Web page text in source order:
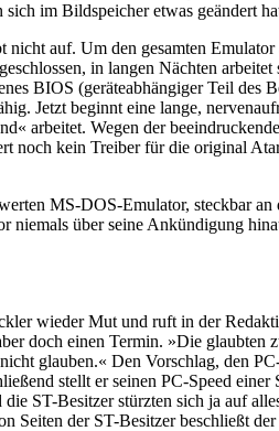
im Bildspeicher etwas geändert
auf. Um den gesamten
in langen Nächten
BIOS (geräteabhängiger Teil des
Jetzt beginnt eine lange,
arbeitet. Wegen der
noch kein Treiber für die original
MS-DOS-Emulator, steckbar
niemals über seine Ankündigung
wieder Mut und ruft in der
doch einen Termin. »Die glaubten
glauben.« Den Vorschlag, den
stellt er seinen PC-Speed
ST-Besitzer stürzten sich ja auf
der ST-Besitzer beschließt